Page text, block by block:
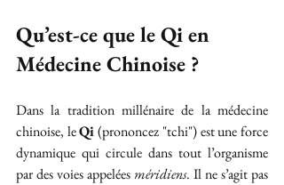
Qu’est-ce que le Qi en
Médecine Chinoise ?
Dans la tradition millénaire de la médecine
chinoise, le Qi (prononcez "tchi") est une force
dynamique qui circule dans tout l’organisme
par des voies appelées méridiens. Il ne s’agit pas